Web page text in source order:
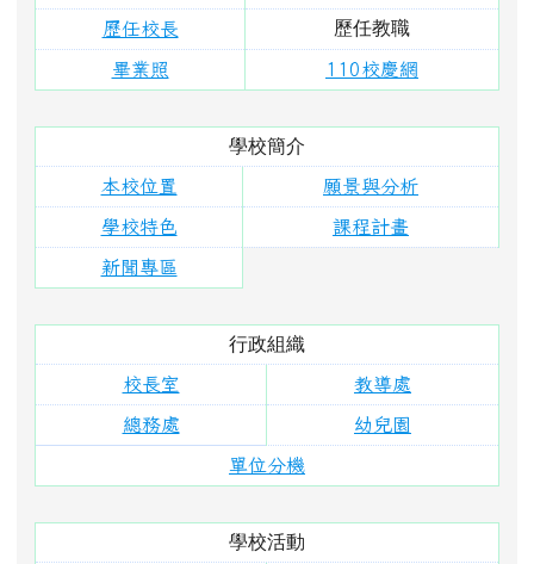
歷任校長 歷任教職
畢業照 110校慶網
學校簡介
本校位置 願景與分析
學校特色 課程計畫
新聞專區
行政組織
校長室 教導處
總務處 幼兒園
單位分機
學校活動